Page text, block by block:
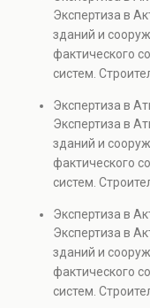
элементов и
Услуга
капитальном
также при
проверках.
Экспертиза в
зданий и
фактического
систем.
элементов и
Услуга
капитальном
также при
проверках.
Экспертиза в
Экспертиза в
зданий и
фактического
систем.
элементов и
Услуга
капитальном
также при
проверках.
Экспертиза в
Экспертиза в
зданий и
фактического
систем.